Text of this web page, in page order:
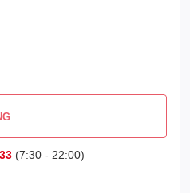
(7:30 - 22:00)